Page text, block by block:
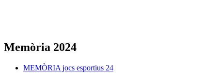
Memòria 2024
MEMÒRIA jocs esportius 24